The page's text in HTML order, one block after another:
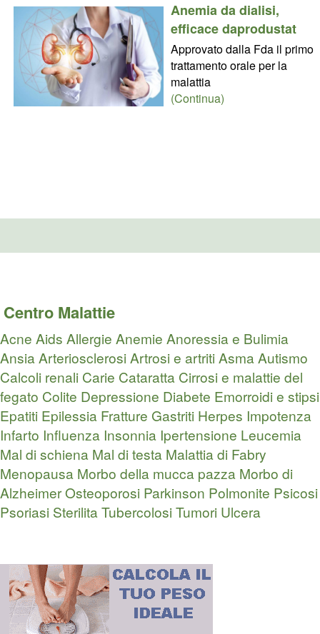
Anemia da dialisi,
efficace daprodustat
Approvato dalla Fda il primo
trattamento orale per la
malattia
(Continua)
Centro Malattie
Acne Aids Allergie Anemie Anoressia e Bulimia
AnsiaArteriosclerosiArtrosi e artritiAsmaAutismo
Calcoli renali Carie Cataratta Cirrosi e malattie del
fegato Colite Depressione Diabete Emorroidi e stipsi
Epatiti Epilessia Fratture Gastriti Herpes Impotenza
Infarto Influenza Insonnia Ipertensione Leucemia
Mal di schiena Mal di testa Malattia di Fabry
Menopausa Morbo della mucca pazza Morbo di
AlzheimerOsteoporosi Parkinson Polmonite Psicosi
Psoriasi SterilitaTubercolosiTumori Ulcera